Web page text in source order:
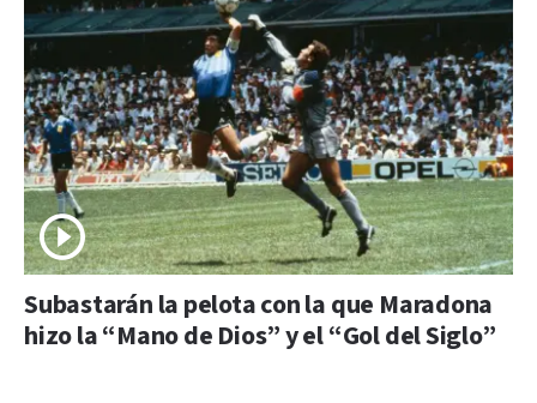
Subastarán la pelota con la que Maradona
hizo la “Mano de Dios” y el “Gol del Siglo”